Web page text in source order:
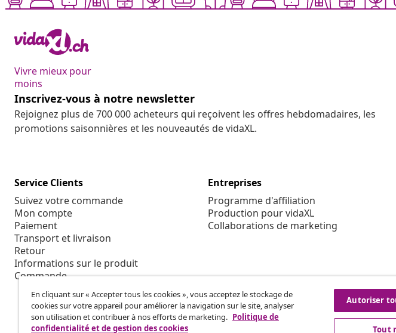
Vivre mieux pour
moins
Inscrivez-vous à notre newsletter
Rejoignez plus de 700 000 acheteurs qui reçoivent les offres hebdomadaires, les
promotions saisonnières et les nouveautés de vidaXL.
Service Clients
Suivez votre commande
Mon compte
Paiement
Transport et livraison
Retour
Informations sur le produit
Commande
Entreprises
Programme d'affiliation
Production pour vidaXL
Collaborations de marketing
En cliquant sur « Accepter tous les cookies », vous acceptez le stockage de
cookies sur votre appareil pour améliorer la navigation sur le site, analyser
son utilisation et contribuer à nos efforts de marketing. Politique de
confidentialité et de gestion des cookies
Autoriser
Tout